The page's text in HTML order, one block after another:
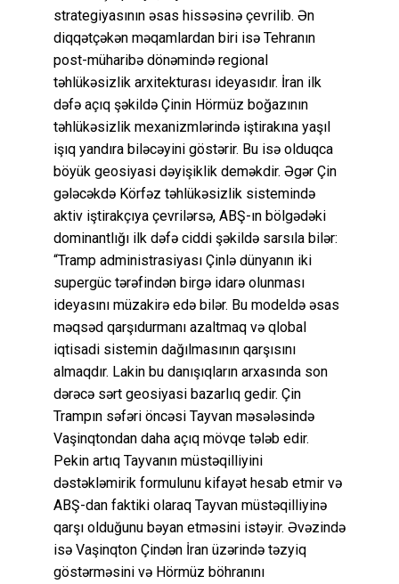
strategiyasının əsas hissəsinə çevrilib. Ən
diqqətçəkən məqamlardan biri isə Tehranın
post-müharibə dönəmində regional
təhlükəsizlik arxitekturası ideyasıdır. İran ilk
dəfə açıq şəkildə Çinin Hörmüz boğazının
təhlükəsizlik mexanizmlərində iştirakına yaşıl
işıq yandıra biləcəyini göstərir. Bu isə olduqca
böyük geosiyasi dəyişiklik deməkdir. Əgər Çin
gələcəkdə Körfəz təhlükəsizlik sistemində
aktiv iştirakçıya çevrilərsə, ABŞ-ın bölgədəki
dominantlığı ilk dəfə ciddi şəkildə sarsıla bilər:
“Tramp administrasiyası Çinlə dünyanın iki
supergüc tərəfindən birgə idarə olunması
ideyasını müzakirə edə bilər. Bu modeldə əsas
məqsəd qarşıdurmanı azaltmaq və qlobal
iqtisadi sistemin dağılmasının qarşısını
almaqdır. Lakin bu danışıqların arxasında son
dərəcə sərt geosiyasi bazarlıq gedir. Çin
Trampın səfəri öncəsi Tayvan məsələsində
Vaşinqtondan daha açıq mövqe tələb edir.
Pekin artıq Tayvanın müstəqilliyini
dəstəkləmirik formulunu kifayət hesab etmir və
ABŞ-dan faktiki olaraq Tayvan müstəqilliyinə
qarşı olduğunu bəyan etməsini istəyir. Əvəzində
isə Vaşinqton Çindən İran üzərində təzyiq
göstərməsini və Hörmüz böhranını